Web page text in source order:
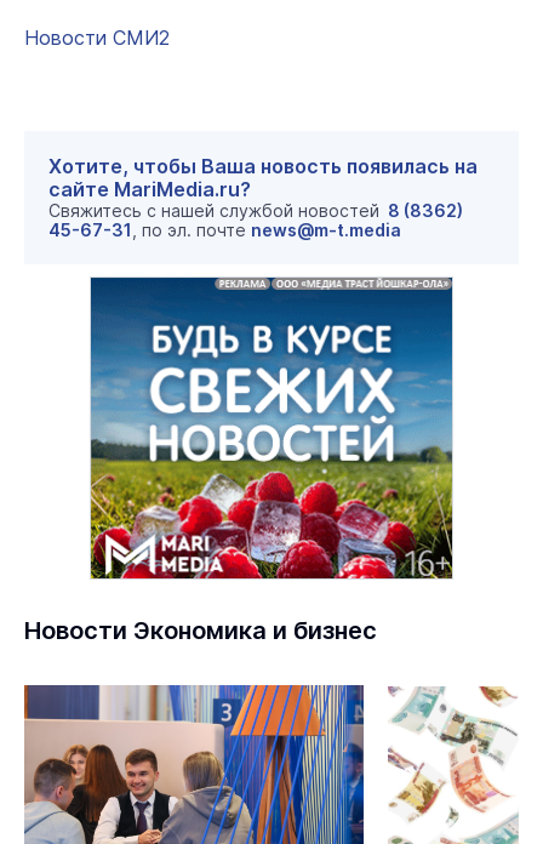
Новости СМИ2
Хотите, чтобы Ваша новость появилась на
сайте MariMedia.ru?
Свяжитесь с нашей службой новостей 8 (8362)
45-67-31 , по эл. почте news@m-t.media
Новости Экономика и бизнес